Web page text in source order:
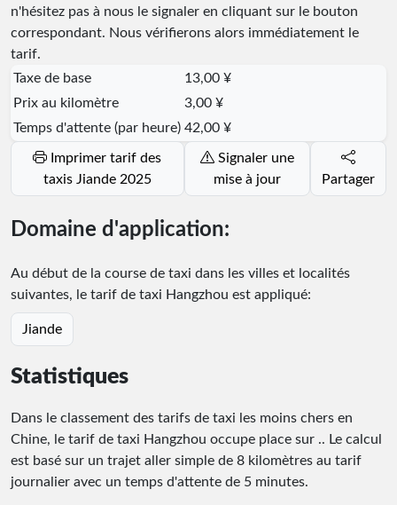
n'hésitez pas à nous le signaler en cliquant sur le bouton
correspondant. Nous vérifierons alors immédiatement le
tarif.
Taxe de base
13,00 ¥
Prix au kilomètre
3,00 ¥
Temps d'attente (par heure) 42,00 ¥
taxis Jiande 2025
Signaler une
mise à jour
Partager
Domaine d'application:
Au début de la course de taxi dans les villes et localités
suivantes, le tarif de taxi Hangzhou est appliqué:
Jiande
Statistiques
Dans le classement des tarifs de taxi les moins chers en
Chine, le tarif de taxi Hangzhou occupe place sur .. Le calcul
est basé sur un trajet aller simple de 8 kilomètres au tarif
journalier avec un temps d'attente de 5 minutes.